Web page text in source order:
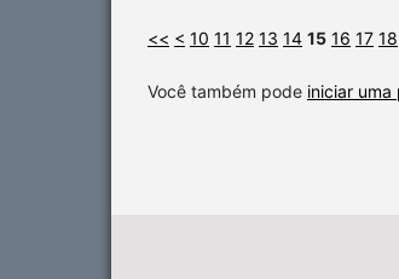
<< < 10 11 12 13 14 15 16 17 18
Você também pode iniciar